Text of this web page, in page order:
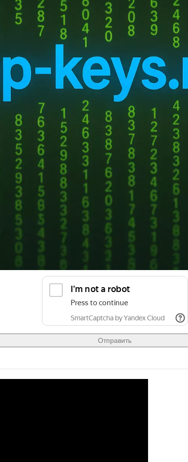
Email (личный,
на оплату
которой необходимо сделать покупку
- 3200р.
на месяц - 10000р.
Оплата
Перевод на карту
СБЕР Pay
Перевод на карту
Перевод на
СБП